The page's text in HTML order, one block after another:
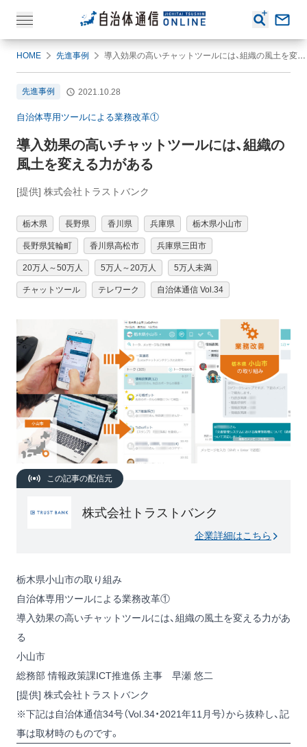
HOME 先進事例 導入効果の高いチャットツールには、組織の風土を変える力がある
先進事例 2021.10.28
自治体専用ツールによる業務改革①
導入効果の高いチャットツールには、組織の
風土を変える力がある
[提供] 株式会社トラストバンク
栃木県 長野県 香川県 兵庫県 栃木県小山市
長野県箕輪町 香川県高松市 兵庫県三田市
20万人～50万人 5万人～20万人 5万人未満
チャットツール テレワーク 自治体通信 Vol.34
この記事の配信元
株式会社トラストバンク
企業詳細はこちら
栃木県小山市の取り組み
自治体専用ツールによる業務改革①
導入効果の高いチャットツールには、組織の風土を変える力があ
る
小山市
総務部 情報政策課ICT推進係 主事 早瀬 悠二
[提供] 株式会社トラストバンク
※下記は自治体通信34号（Vol.34・2021年11月号）から抜粋し、記
事は取材時のものです。